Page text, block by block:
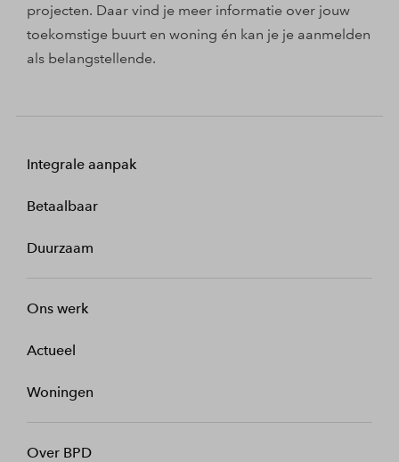
projecten. Daar vind je meer informatie over jouw
toekomstige buurt en woning én kan je je aanmelden
als belangstellende.
Integrale aanpak
Betaalbaar
Duurzaam
Ons werk
Actueel
Woningen
Over BPD